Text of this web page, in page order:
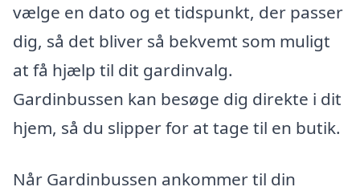
vælge en dato og et tidspunkt, der passer
dig, så det bliver så bekvemt som muligt
at få hjælp til dit gardinvalg.
Gardinbussen kan besøge dig direkte i dit
hjem, så du slipper for at tage til en butik.
Når Gardinbussen ankommer til din